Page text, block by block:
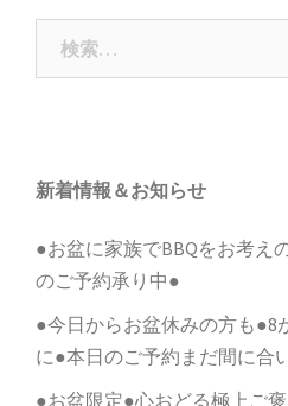
ビ
ゲ
ン
新着情報＆お知らせ
●お盆に家族でBBQをお考え
のご予約承り中●
●今日からお盆休みの方も●8
に●本日のご予約まだ間に合
●お盆限定●心おどる極上ご